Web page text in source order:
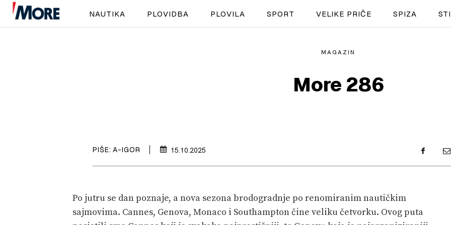
SPORT
PRETPLATA
SHOP
NAUTIKA PLOVIDBA PLOVILA SPORT VELIKE PRIČE SPIZA
MAGAZIN
More 286
PIŠE: A-IGOR 15.10.2025
Po jutru se dan poznaje, a nova sezona brodogradnje po renomiranim nautičkim
sajmovima. Cannes, Genova, Monaco i Southampton čine veliku četvorku. Ovog puta